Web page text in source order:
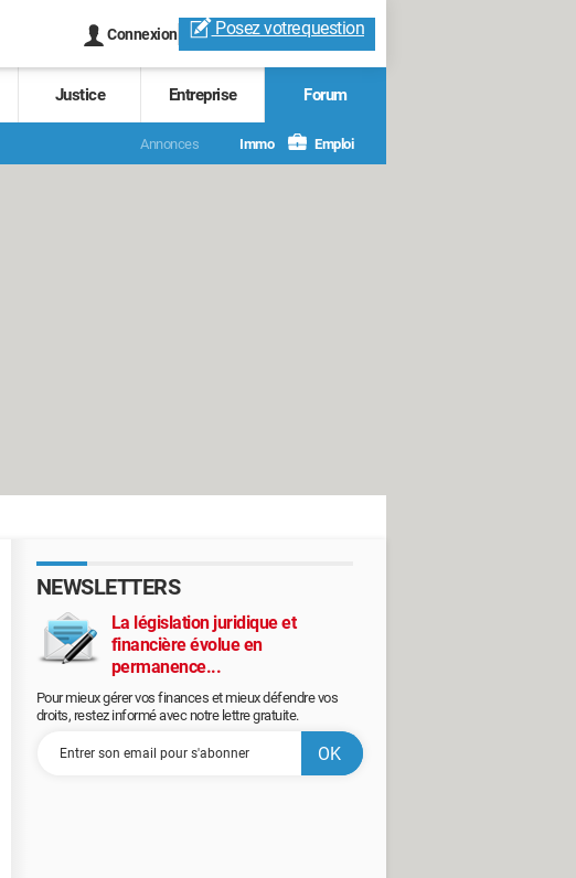
Connexion Posez votrequestion
Justice Entreprise Forum
Annonces Immo Emploi
NEWSLETTERS
La législation juridique et
financière évolue en
permanence...
Pour mieux gérer vos finances et mieux défendre vos
droits, restez informé avec notre lettre gratuite.